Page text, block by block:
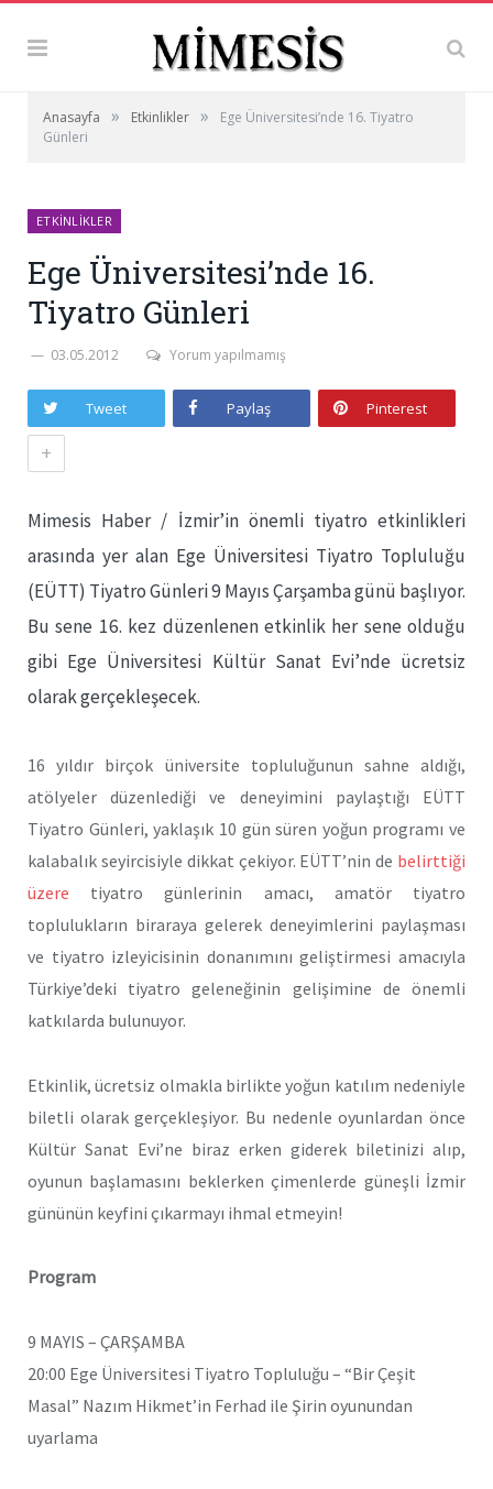
Anasayfa » Etkinlikler »
Ege Üniversitesi’nde 16. Tiyatro
Günleri
ETKINLIKLER
Ege Üniversitesi’nde 16.
Tiyatro Günleri
03.05.2012 Yorum yapılmamış
Tweet Paylaş Pinterest
+
Mimesis Haber / İzmir’in önemli tiyatro etkinlikleri
arasında yer alan Ege Üniversitesi Tiyatro Topluluğu
(EÜTT) Tiyatro Günleri 9 Mayıs Çarşamba günü başlıyor.
Bu sene 16. kez düzenlenen etkinlik her sene olduğu
gibi Ege Üniversitesi Kültür Sanat Evi’nde ücretsiz
olarak gerçekleşecek.
16 yıldır birçok üniversite topluluğunun sahne aldığı,
atölyeler düzenlediği ve deneyimini paylaştığı EÜTT
Tiyatro Günleri, yaklaşık 10 gün süren yoğun programı ve
kalabalık seyircisiyle dikkat çekiyor. EÜTT’nin de belirttiği
üzere tiyatro günlerinin amacı, amatör tiyatro
toplulukların biraraya gelerek deneyimlerini paylaşması
ve tiyatro izleyicisinin donanımını geliştirmesi amacıyla
Türkiye’deki tiyatro geleneğinin gelişimine de önemli
katkılarda bulunuyor.
Etkinlik, ücretsiz olmakla birlikte yoğun katılım nedeniyle
biletli olarak gerçekleşiyor. Bu nedenle oyunlardan önce
Kültür Sanat Evi’ne biraz erken giderek biletinizi alıp,
oyunun başlamasını beklerken çimenlerde güneşli İzmir
gününün keyfini çıkarmayı ihmal etmeyin!
Program
9 MAYIS – ÇARŞAMBA
20:00 Ege Üniversitesi Tiyatro Topluluğu – “Bir Çeşit
Masal” Nazım Hikmet’in Ferhad ile Şirin oyunundan
uyarlama